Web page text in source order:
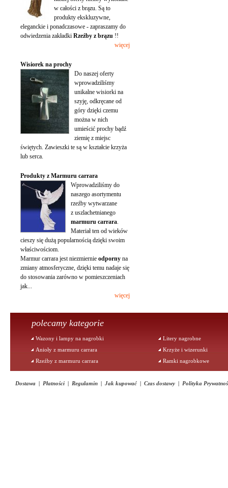
w całości z brązu. Są to
produkty ekskluzywne,
eleganckie i ponadczasowe - zapraszamy do
odwiedzenia zakładki Rzeźby z brązu !!
więcej
Wisiorek na prochy
Do naszej oferty
wprowadziliśmy
unikalne wisiorki na
szyję, odkręcane od
góry dzięki czemu
można w nich
umieścić prochy bądź
ziemię z miejsc
świętych. Zawieszki te są w kształcie krzyża
lub serca.
Produkty z Marmuru carrara
Wprowadziliśmy do
naszego asortymentu
rzeźby wytwarzane
z uszlachetnianego
marmuru carrara.
Materiał ten od wieków
cieszy się dużą popularnością dzięki swoim
właściwościom.
Marmur carrara jest niezmiernie odporny na
zmiany atmosferyczne, dzięki temu nadaje się
do stosowania zarówno w pomieszczeniach
jak...
więcej
polecamy kategorie
Wazony i lampy na nagrobki
Litery nagrobne
Anioły z marmuru carrara
Krzyże i wizerunki
Rzeźby z marmuru carrara
Ramki nagrobkowe
Dostawa | Płatności | Regulamin | Jak kupować | Czas dostawy | Polityka